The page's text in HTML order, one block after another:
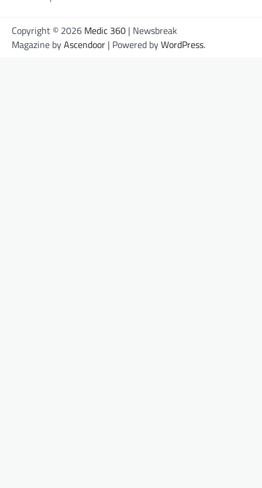
Copyright © 2026 Medic 360 | Newsbreak
Magazine byAscendoor | Powered byWordPress.